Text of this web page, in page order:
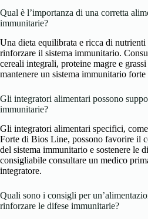
Qual è l’importanza di una corretta
immunitarie?
Una dieta equilibrata e ricca di nutrienti
rinforzare il sistema immunitario.
cereali integrali, proteine magre e
mantenere un sistema immunitario forte
Gli integratori alimentari possono
immunitarie?
Gli integratori alimentari specifici,
Forte di Bios Line, possono favorire il
del sistema immunitario e sostenere le
consigliabile consultare un medico
integratore.
Quali sono i consigli per
rinforzare le difese immunitarie?